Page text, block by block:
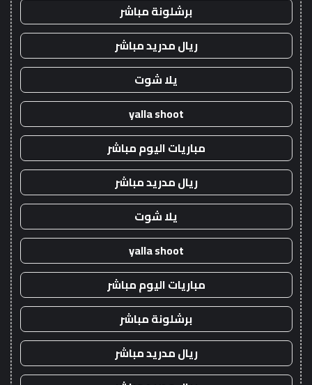
برشلونة مباشر
ريال مدريد مباشر
يلا شوت
yalla shoot
مباريات اليوم مباشر
ريال مدريد مباشر
يلا شوت
yalla shoot
مباريات اليوم مباشر
برشلونة مباشر
ريال مدريد مباشر